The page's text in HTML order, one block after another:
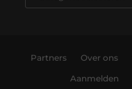
Partners Over ons
Aanmelden